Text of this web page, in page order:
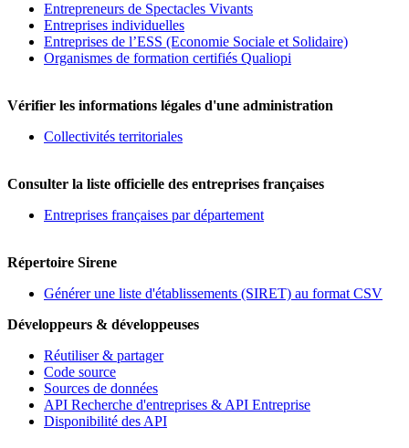
Entrepreneurs de Spectacles Vivants
Entreprises individuelles
Entreprises de l’ESS (Economie Sociale et Solidaire)
Organismes de formation certifiés Qualiopi
Vérifier les informations légales d'une administration
Collectivités territoriales
Consulter la liste officielle des entreprises françaises
Entreprises françaises par département
Répertoire Sirene
Générer une liste d'établissements (SIRET) au format CSV
Développeurs & développeuses
Réutiliser & partager
Code source
Sources de données
API Recherche d'entreprises & API Entreprise
Disponibilité des API